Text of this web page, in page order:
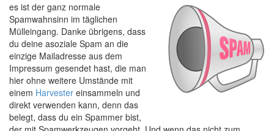
es ist der ganz normale
Spamwahnsinn im täglichen
Mülleingang. Danke übrigens, dass
du deine asoziale Spam an die
einzige Mailadresse aus dem
Impressum gesendet hast, die man
hier ohne weitere Umstände mit
einem Harvester einsammeln und
direkt verwenden kann, denn das
belegt, dass du ein Spammer bist,